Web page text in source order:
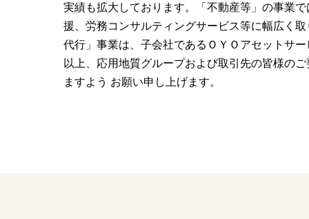
実績も拡大しております。「不動産等」の事業
援、労務コンサルティングサービス等に幅広く
代行」事業は、子会社であるＯＹＯアセットサ
以上、応用地質グループおよび取引先の皆様の
ますよう お願い申し上げます。